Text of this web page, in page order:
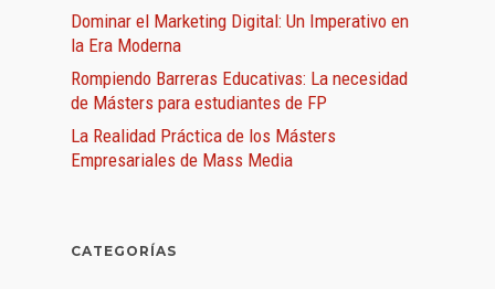
Dominar el Marketing Digital: Un Imperativo en
la Era Moderna
Rompiendo Barreras Educativas: La necesidad
de Másters para estudiantes de FP
La Realidad Práctica de los Másters
Empresariales de Mass Media
CATEGORÍAS